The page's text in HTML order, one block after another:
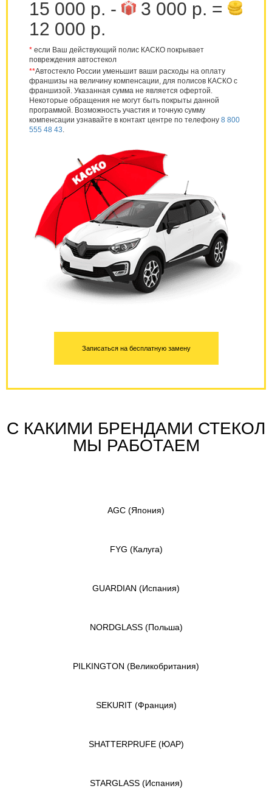
15 000 р. -
3 000 р. =
12 000 р.
* если Ваш действующий полис КАСКО покрывает
повреждения автостекол
**Автостекло России уменьшит ваши расходы на оплату
франшизы на величину компенсации, для полисов КАСКО с
франшизой. Указанная сумма не является офертой.
Некоторые обращения не могут быть покрыты данной
программой. Возможность участия и точную сумму
компенсации узнавайте в контакт центре по телефону 8 800
555 48 43.
Записаться на бесплатную замену
С КАКИМИ БРЕНДАМИ СТЕКОЛ
МЫ РАБОТАЕМ
AGC (Япония)
FYG (Калуга)
GUARDIAN (Испания)
NORDGLASS (Польша)
PILKINGTON (Великобритания)
SEKURIT (Франция)
SHATTERPRUFE (ЮАР)
STARGLASS (Испания)